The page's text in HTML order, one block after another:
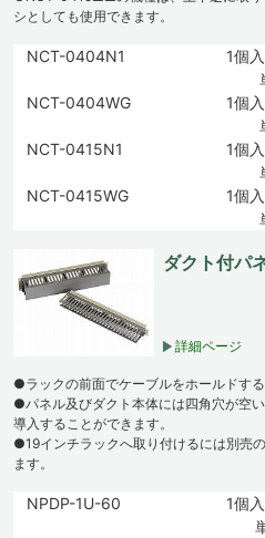
シとしても使用できます。
NCT-0404N1
1個
NCT-0404WG
1個
NCT-0415N1
1個
NCT-0415WG
1個
ダクト付パ
詳細ページ
●ラックの前面でケーブルをホールドする
●パネル及びダクト本体には四角穴が空
導入することができます。
●19インチラックへ取り付けるには別売
ます。
NPDP-1U-60
1個